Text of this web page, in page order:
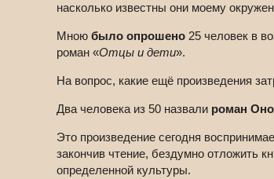
насколько известны они моему
Мною было опрошено 25 человек в
роман «Отцы и дети».
На вопрос, какие ещё произведения
Два человека из 50 назвали роман
Это произведение сегодня
закончив чтение, бездумно отложить
определенной культуры.